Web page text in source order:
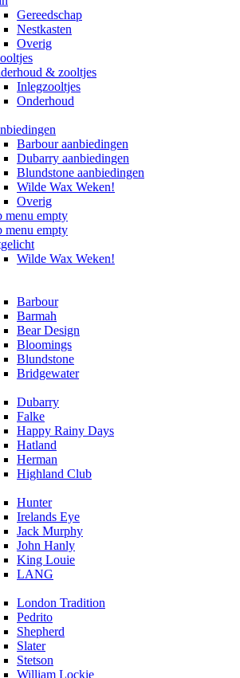
Gereedschap
Nestkasten
Overig
& zooltjes
Inlegzooltjes
Onderhoud
Barbour aanbiedingen
Dubarry aanbiedingen
Blundstone aanbiedingen
Wilde Wax Weken!
Overig
menu empty
menu empty
Wilde Wax Weken!
Barbour
Barmah
Bear Design
Bloomings
Blundstone
Bridgewater
Dubarry
Falke
Happy Rainy Days
Hatland
Herman
Highland Club
Hunter
Irelands Eye
Jack Murphy
John Hanly
King Louie
LANG
London Tradition
Pedrito
Shepherd
Slater
Stetson
William Lockie